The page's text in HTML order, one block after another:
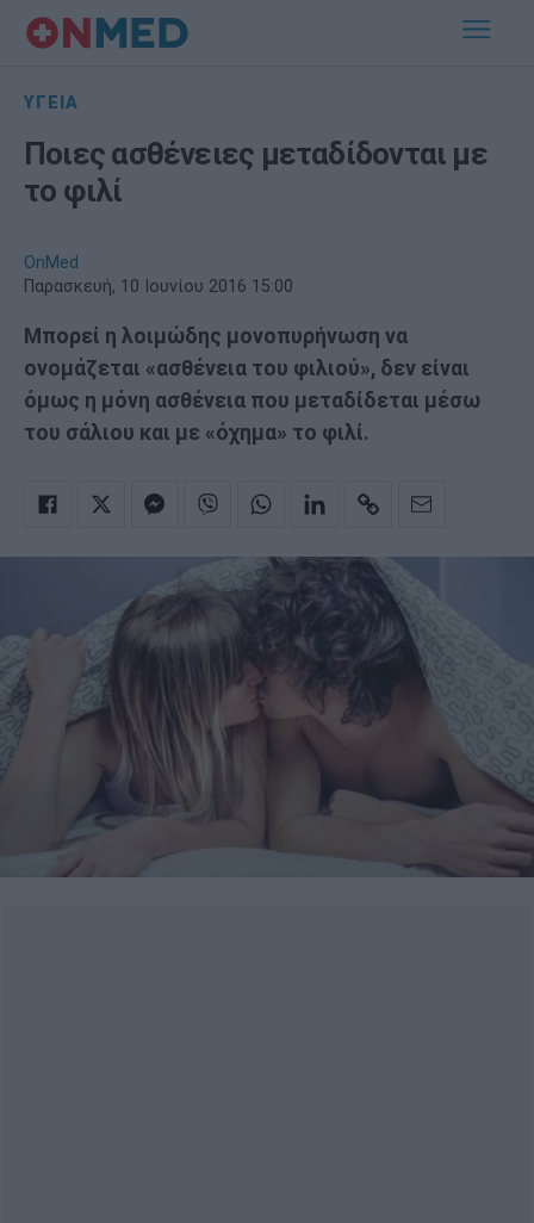
ΥΓΕΙΑ
Ποιες ασθένειες μεταδίδονται με
το φιλί
OnMed
Παρασκευή, 10 Ιουνίου 2016 15:00
Μπορεί η λοιμώδης μονοπυρήνωση να
ονομάζεται «ασθένεια του φιλιού», δεν είναι
όμως η μόνη ασθένεια που μεταδίδεται μέσω
του σάλιου και με «όχημα» το φιλί.